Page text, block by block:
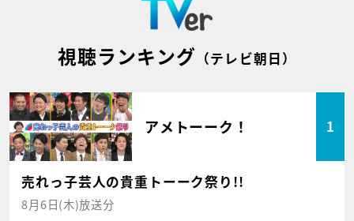
視聴ランキング （テレビ朝日）
アメトーーク！ 1
売れっ子芸人の貴重トーーク祭り!!
8月6日(木)放送分